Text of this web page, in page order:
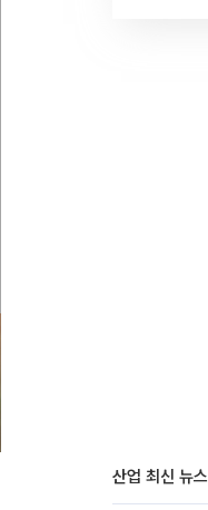
산업 최신 뉴스